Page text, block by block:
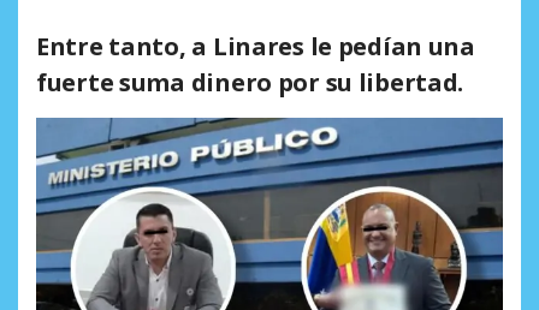
Entre tanto, a Linares le pedían una
fuerte suma dinero por su libertad.